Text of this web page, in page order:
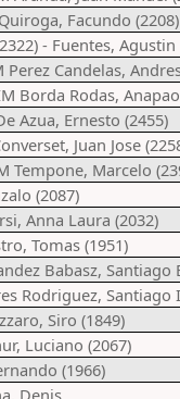
Facundo (2208)
- Fuentes, Agustin
Candelas,
Borda Rodas,
Azua, Ernesto (2455)
Juan Jose
Tempone, Marcelo
(2087)
Anna Laura (2032)
Tomas (1951)
Babasz, Santiago
Rodriguez, Santiago
Siro (1849)
Luciano (2067)
(1966)
Denis